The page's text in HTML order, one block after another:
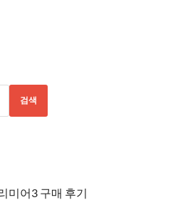
검색
미어3 구매 후기